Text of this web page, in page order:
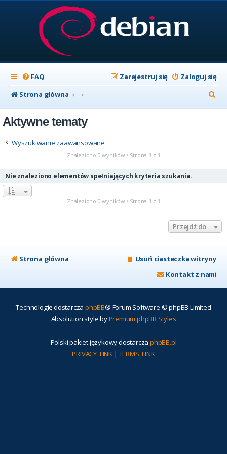
FAQ Zaloguj się
Zarejestruj się
Strona główna
z
Aktywne tematy
Wyszukiwanie zaawansowane
Znaleziono 0 wyników • Strona 1 z 1
Nie znaleziono elementów spełniających kryteria szukania.
Znaleziono 0 wyników • Strona 1 z 1
Przejdź do
Strona główna
Usuń ciasteczka witryny
Kontakt z nami
Technologię dostarcza phpBB® Forum Software © phpBB Limited
Absolution style byPremium phpBB Styles
Polski pakiet językowy dostarcza phpBB.pl
PRIVACY_LINK | TERMS_LINK